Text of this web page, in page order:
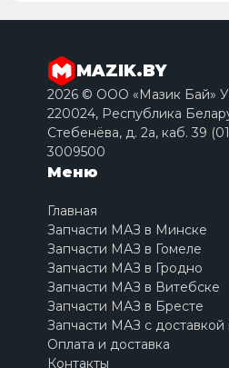
MAZIK.BY
2026 © ООО «Мазик Бай»
220024, Республика
Стебенёва, д. 2a, каб. 39
3009500
Меню
Главная
Запчасти МАЗ в Минске
Запчасти МАЗ в Гомеле
Запчасти МАЗ в Гродно
Запчасти МАЗ в Витебске
Запчасти МАЗ в Бресте
Запчасти МАЗ с
Оплата и доставка
Контакты